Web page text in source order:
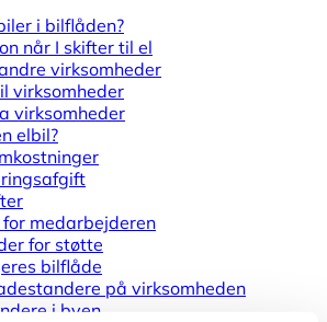
i bilflåden?
når I skifter til el
virksomheder
virksomheder
virksomheder
elbil?
medarbejderen
for støtte
bilflåde
på virksomheden
i byen